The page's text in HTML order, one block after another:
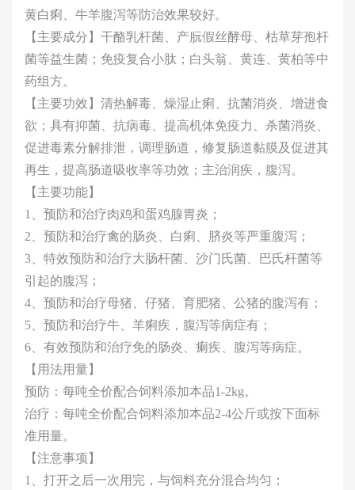
黄白痢、牛羊腹泻等防治效果较好。
【主要成分】干酪乳杆菌、产朊假丝酵母、枯草芽孢杆
菌等益生菌；免疫复合小肽；白头翁、黄连、黄柏等中
药组方。
【主要功效】清热解毒、燥湿止痢、抗菌消炎、增进食
欲；具有抑菌、抗病毒、提高机体免疫力、杀菌消炎、
促进毒素分解排泄，调理肠道，修复肠道黏膜及促进其
再生，提高肠道吸收率等功效；主治润疾，腹泻。
【主要功能】
1、预防和治疗肉鸡和蛋鸡腺胃炎；
2、预防和治疗禽的肠炎、白痢、脐炎等严重腹泻；
3、特效预防和治疗大肠杆菌、沙门氏菌、巴氏杆菌等
引起的腹泻；
4、预防和治疗母猪、仔猪、育肥猪、公猪的腹泻有；
5、预防和治疗牛、羊痢疾，腹泻等病症有；
6、有效预防和治疗免的肠炎、瘌疾、腹泻等病症。
【用法用量】
预防：每吨全价配合饲料添加本品1-2kg。
治疗：每吨全价配合饲料添加本品2-4公斤或按下面标
准用量。
【注意事项】
1、打开之后一次用完，与饲料充分混合均匀；